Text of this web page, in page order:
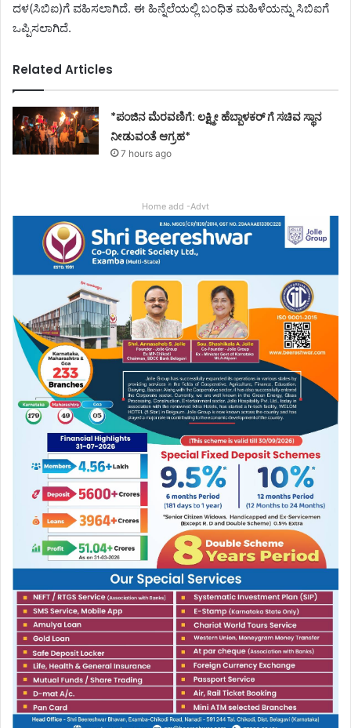
ದಳ(ಸಿಬಿಐ)ಗೆ ವಹಿಸಲಾಗಿದೆ. ಈ ಹಿನ್ನೆಲೆಯಲ್ಲಿ ಬಂಧಿತ ಮಹಿಳೆಯನ್ನು ಸಿಬಿಐಗೆ
ಒಪ್ಪಿಸಲಾಗಿದೆ.
Related Articles
*ಪಂಜಿನ ಮೆರವಣಿಗೆ: ಲಕ್ಷ್ಮೀ ಹೆಬ್ಬಾಳಕರ್ ಗೆ ಸಚಿವ ಸ್ಥಾನ
ನೀಡುವಂತೆ ಆಗ್ರಹ*
7 hours ago
Home add -Advt